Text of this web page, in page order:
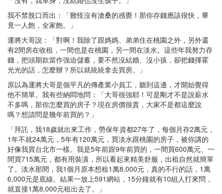
我不禁脫口而出：「難怪沒有滄桑的感覺！那你存錢應該很快，畢
竟一人飽，全家飽。」
運將大哥說：「對啊！我除了跟媽媽、弟弟住在桃園之外，另外還
有2間房在收租，一間也是在桃園，另一間在淡水。這些年我努力存
錢，把頭期款當作強迫儲蓄，要不然沒結婚、沒小孩，卻把錢揮霍
光光的話，怎麼辦？所以就統統拿去買房。」
原以為運將大哥是個平凡的傳產業小員工，聽到這邊，才開始覺得
他不簡單。我有些納悶地問：「大哥很強耶！可是剛才不是說薪水
不多嗎，那你怎麼買的房子？現在房價很貴，大家不是都這麼說
嗎？想請問是幾年前買的？」
「拜託，我18歲就出來工作，勞保年資都27年了，每個月存2萬元，
1年不就24萬元，5年有120萬元，買淡水跟桃園的房子，被你講的
好像我買台北市一樣。我是5年前跟9年前買的，一間買600萬元、一
間買715萬元，都有用裝潢，所以看起來精美舒服，出租自然就簡單
了。淡水那間，我1個月原本想租1萬8,000元，真的不行的話，1萬
6,000元是底線。結果一放上591網站，15分鐘就有10組人打來問，
就直接1萬8,000元租出去了。」